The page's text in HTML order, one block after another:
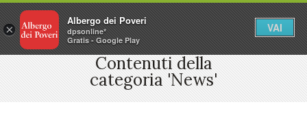
Contenuti della
categoria 'News'
×
Albergo dei Poveri
dpsonline*
Gratis - Google Play
VAI